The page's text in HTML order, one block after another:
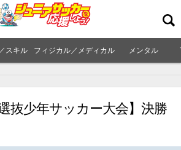
スキル フィジカル／メディカル メンタル
抜少年サッカー大会】決勝